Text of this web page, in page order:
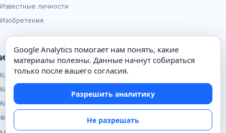
Известные личности
Изобретения
Информация
Карта сайта
Контакты
Конфиденциальность
© Почемуха.ру, 2010–2026
Google Analytics помогает нам понять, какие
материалы полезны. Данные начнут собираться
только после вашего согласия.
Разрешить аналитику
Не разрешать